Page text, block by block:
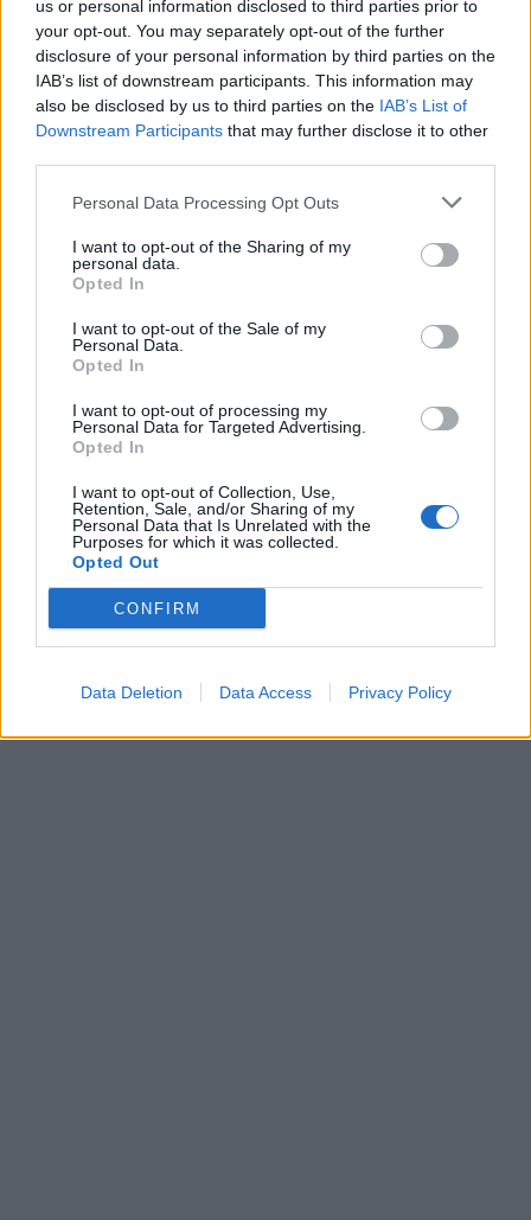
us or personal information disclosed to third parties prior to
your opt-out. You may separately opt-out of the further
disclosure of your personal information by third parties on the
IAB’s list of downstream participants. This information may
also be disclosed by us to third parties on the IAB’s List of
Downstream Participants that may further disclose it to other
Personal Data Processing Opt Outs
I want to opt-out of the Sharing of my
personal data.
Opted In
I want to opt-out of the Sale of my
Personal Data.
Opted In
I want to opt-out of processing my
Personal Data for Targeted Advertising.
Opted In
I want to opt-out of Collection, Use,
Retention, Sale, and/or Sharing of my
Personal Data that Is Unrelated with the
Purposes for which it was collected.
Opted Out
CONFIRM
Data Deletion Data Access Privacy Policy
In evidenza